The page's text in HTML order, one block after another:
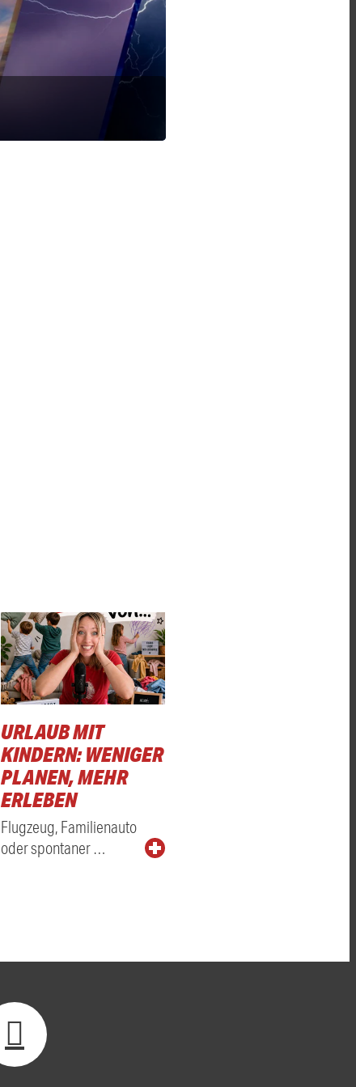
URLAUB MIT
KINDERN: WENIGER
PLANEN, MEHR
ERLEBEN
Flugzeug, Familienauto
oder spontaner …